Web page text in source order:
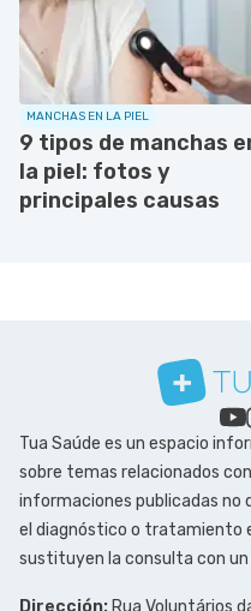
MANCHAS EN LA PIEL
9 tipos de manchas
la piel: fotos y
principales causas
Tua Saúde es un espacio
sobre temas relacionados
informaciones publicadas no
el diagnóstico o tratamiento
sustituyen la consulta con un